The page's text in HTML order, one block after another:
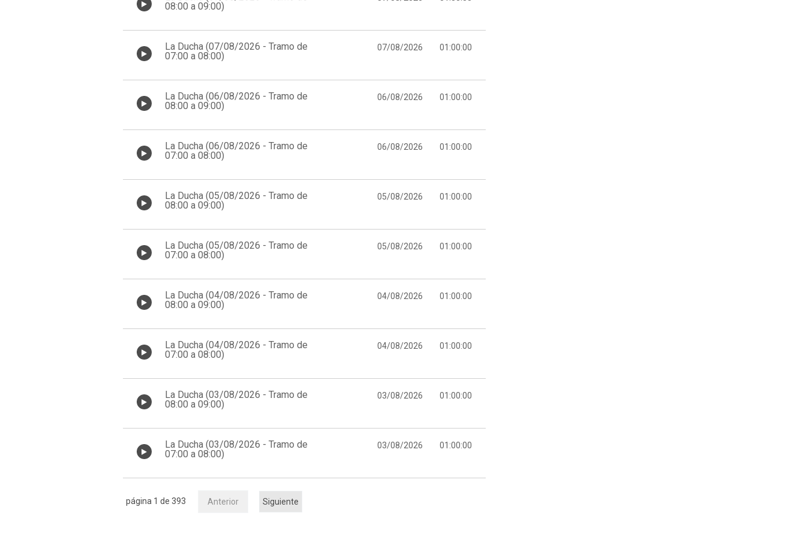
08:00 a 09:00)
La Ducha (07/08/2026 - Tramo de
07:00 a 08:00)
07/08/2026 01:00:00
La Ducha (06/08/2026 - Tramo de
08:00 a 09:00)
06/08/2026 01:00:00
La Ducha (06/08/2026 - Tramo de
07:00 a 08:00)
06/08/2026 01:00:00
La Ducha (05/08/2026 - Tramo de
08:00 a 09:00)
05/08/2026 01:00:00
La Ducha (05/08/2026 - Tramo de
07:00 a 08:00)
05/08/2026 01:00:00
La Ducha (04/08/2026 - Tramo de
08:00 a 09:00)
04/08/2026 01:00:00
La Ducha (04/08/2026 - Tramo de
07:00 a 08:00)
04/08/2026 01:00:00
La Ducha (03/08/2026 - Tramo de
08:00 a 09:00)
03/08/2026 01:00:00
La Ducha (03/08/2026 - Tramo de
07:00 a 08:00)
03/08/2026 01:00:00
Anterior Siguiente
página 1 de 393